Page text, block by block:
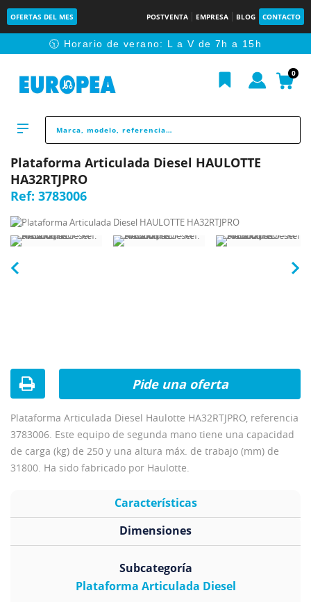
OFERTAS DEL MES POSTVENTA EMPRESA BLOG CONTACTO
🕥 Horario de verano: L a V de 7h a 15h
0
Plataforma Articulada Diesel HAULOTTE
HA32RTJPRO
Ref: 3783006
Plataforma Articulada Diesel Haulotte HA32RTJPRO, referencia
3783006. Este equipo de segunda mano tiene una capacidad
de carga (kg) de 250 y una altura máx. de trabajo (mm) de
31800. Ha sido fabricado por Haulotte.
Pide una oferta
Características
Subcategoría
Plataforma Articulada Diesel
Dimensiones